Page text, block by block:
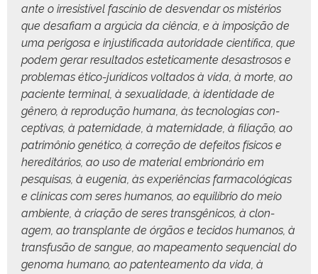
ante o irre­sistív­el fascínio de desven­dar os mis­térios
que desafi­am a argú­cia da ciên­cia, e à imposição de
uma perigosa e injus­ti­fi­ca­da autori­dade cien­tí­fi­ca, que
podem ger­ar resul­ta­dos esteti­ca­mente desas­trosos e
prob­le­mas éti­co-jurídi­cos volta­dos à vida, à morte, ao
paciente ter­mi­nal, à sex­u­al­i­dade, à iden­ti­dade de
gênero, à repro­dução humana, às tec­nolo­gias con­
cep­ti­vas, à pater­nidade, à mater­nidade, à fil­i­ação, ao
patrimônio genéti­co, à cor­reção de defeitos físi­cos e
hered­itários, ao uso de mate­r­i­al embri­onário em
pesquisas, à euge­nia, às exper­iên­cias far­ma­cológ­i­cas
e clíni­cas com seres humanos, ao equi­líbrio do meio
ambi­ente, à cri­ação de seres trans­gêni­cos, à clon­
agem, ao trans­plante de órgãos e teci­dos humanos, à
trans­fusão de sangue, ao mapea­men­to sequen­cial do
geno­ma humano, ao paten­tea­men­to da vida, à